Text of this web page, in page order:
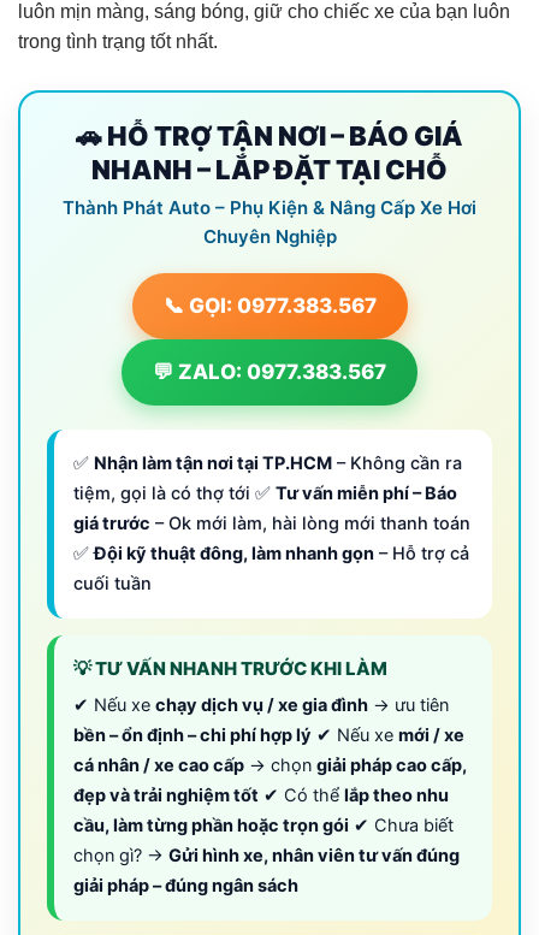
luôn mịn màng, sáng bóng, giữ cho chiếc xe của bạn luôn
trong tình trạng tốt nhất.
🚗 HỖ TRỢ TẬN NƠI – BÁO GIÁ
NHANH – LẮP ĐẶT TẠI CHỖ
Thành Phát Auto – Phụ Kiện & Nâng Cấp Xe Hơi
Chuyên Nghiệp
📞 GỌI: 0977.383.567
💬 ZALO: 0977.383.567
✅ Nhận làm tận nơi tại TP.HCM – Không cần ra
tiệm, gọi là có thợ tới ✅ Tư vấn miễn phí – Báo
giá trước – Ok mới làm, hài lòng mới thanh toán
✅Đội kỹ thuật đông, làm nhanh gọn – Hỗ trợ cả
cuối tuần
💡 TƯ VẤN NHANH TRƯỚC KHI LÀM
✔ Nếu xe chạy dịch vụ / xe gia đình → ưu tiên
bền – ổn định – chi phí hợp lý ✔ Nếu xe mới / xe
cá nhân / xe cao cấp → chọn giải pháp cao cấp,
đẹp và trải nghiệm tốt ✔ Có thể lắp theo nhu
cầu, làm từng phần hoặc trọn gói ✔ Chưa biết
chọn gì? → Gửi hình xe, nhân viên tư vấn đúng
giải pháp – đúng ngân sách